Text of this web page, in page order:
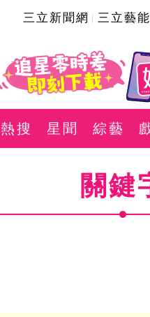
三立新聞網 三立藝能
熱搜 星聞 綜藝
關鍵